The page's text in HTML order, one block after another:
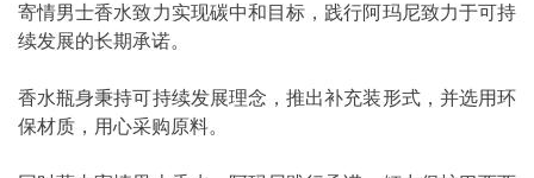
寄情男士香水致力实现碳中和目标，践行阿玛尼致力于可持
续发展的长期承诺。
香水瓶身秉持可持续发展理念，推出补充装形式，并选用环
保材质，用心采购原料。